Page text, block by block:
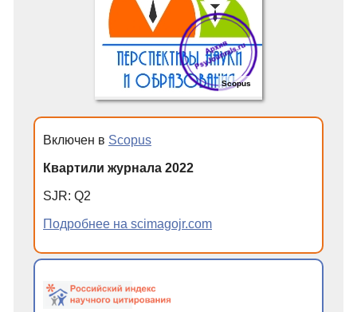
Scopus
Включен в Scopus
Квартили журнала 2022
SJR: Q2
Подробнее на scimagojr.com